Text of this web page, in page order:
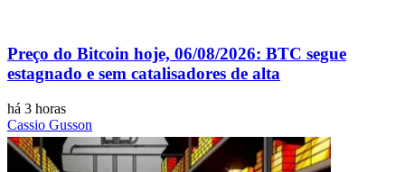
Preço do Bitcoin hoje, 06/08/2026: BTC segue
estagnado e sem catalisadores de alta
há 3 horas
Cassio Gusson